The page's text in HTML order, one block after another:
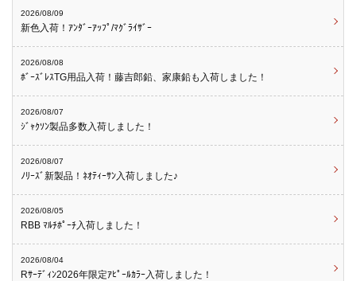
2026/08/09
新色入荷！ｱﾝﾀﾞｰｱｯﾌﾟ/ﾏｸﾞﾗｲｻﾞｰ
2026/08/08
ﾎﾞｰｽﾞﾚｽTG用品入荷！藤吉郎鉛、家康鉛も入荷しました！
2026/08/07
ｼﾞｬｸｿﾝ製品多数入荷しました！
2026/08/07
ﾉﾘｰｽﾞ新製品！ﾈｵﾃｨｰｻﾝ入荷しました♪
2026/08/05
RBB ﾏﾙﾁﾎﾟｰﾁ入荷しました！
2026/08/04
Rｻｰﾃﾞｨﾝ2026年限定ｱﾋﾟｰﾙｶﾗｰ入荷しました！